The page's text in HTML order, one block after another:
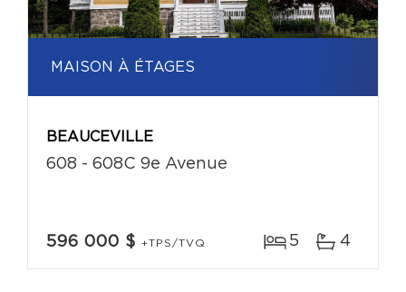
MAISON À ÉTAGES
BEAUCEVILLE
608 - 608C 9e Avenue
596 000 $ +TPS/TVQ 5 4